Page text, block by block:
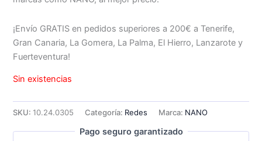
¡Envío GRATIS en pedidos superiores a 200€ a Tenerife,
Gran Canaria, La Gomera, La Palma, El Hierro, Lanzarote y
Fuerteventura!
Sin existencias
SKU:10.24.0305 Categoría: Redes Marca: NANO
Pago seguro garantizado